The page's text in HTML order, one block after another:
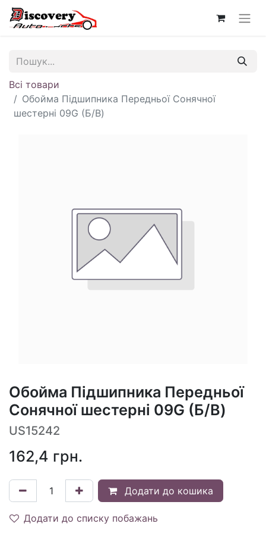
Всі товари
Обойма Підшипника Передньої Сонячної
шестерні 09G (Б/В)
Обойма Підшипника Передньої
Сонячної шестерні 09G (Б/В)
US15242
162,4 грн.
Додати до кошика
Додати до списку побажань